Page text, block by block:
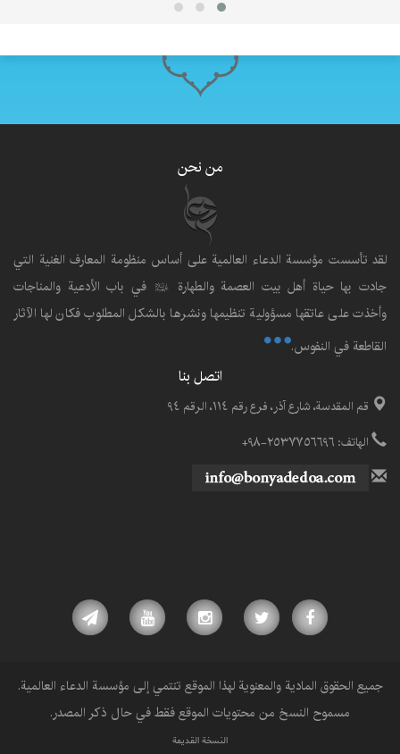
من نحن
لقد تأسست مؤسسة الدعاء العالمية على أساس منظومة المعارف الغنية التي
جادت بها حياة أهل بيت العصمة والطهارةعليهم‌السلامفي باب الأدعية والمناجات
وأخذت على عاتقها مسؤولية تنظيمها ونشرها بالشكل المطلوب فكان لها الآثار
القاطعة في النفوس.
اتصل بنا
قم المقدسة، شارع آذر، فرع رقم ١١٤، الرقم ٩٤
الهاتف: ٢٥٣٧٧٥٦٦٩٦-٩٨+
جميع الحقوق المادية والمعنوية لهذا الموقع تنتمي إلى مؤسسة الدعاء العالمية.
مسموح النسخ من محتويات الموقع فقط في حال ذكر المصدر.
النسخة القديمة